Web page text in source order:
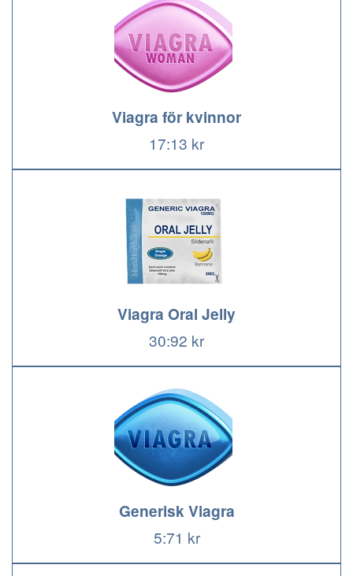
Viagra för kvinnor
17:13 kr
Viagra Oral Jelly
30:92 kr
Generisk Viagra
5:71 kr